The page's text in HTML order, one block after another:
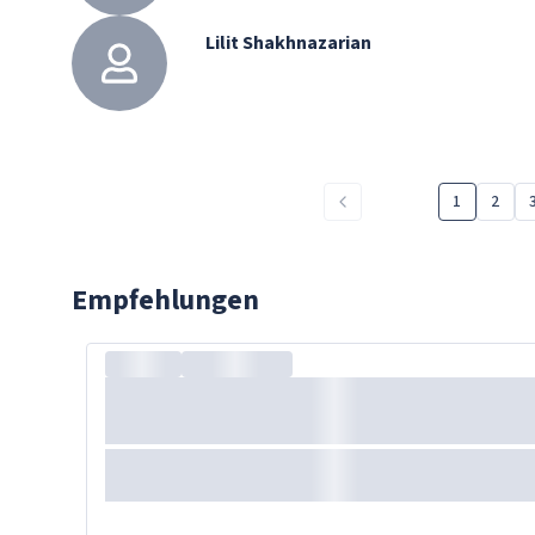
Lilit Shakhnazarian
1 2 3
Empfehlungen